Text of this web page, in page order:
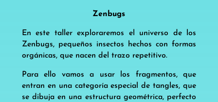
Zenbugs
En este taller exploraremos el universo de los
Zenbugs, pequeños insectos hechos con formas
orgánicas, que nacen del trazo repetitivo.
Para ello vamos a usar los fragmentos, que
entran en una categoría especial de tangles, que
se dibuja en una estructura geométrica, perfecto